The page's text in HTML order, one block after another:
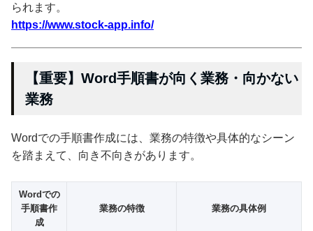
られます。
https://www.stock-app.info/
【重要】Word手順書が向く業務・向かない
業務
Wordでの手順書作成には、業務の特徴や具体的なシーン
を踏まえて、向き不向きがあります。
Wordでの
手順書作
成
業務の特徴 業務の具体例